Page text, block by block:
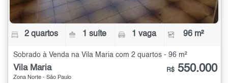
2 quartos 1 suíte 1 vaga 96 m²
Sobrado à Venda na Vila Maria com 2 quartos - 96 m²
Vila Maria
Zona Norte - São Paulo
R$ 550.000